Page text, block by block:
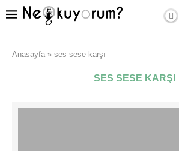
Anasayfa » ses sese karşı
SES SESE KARŞI